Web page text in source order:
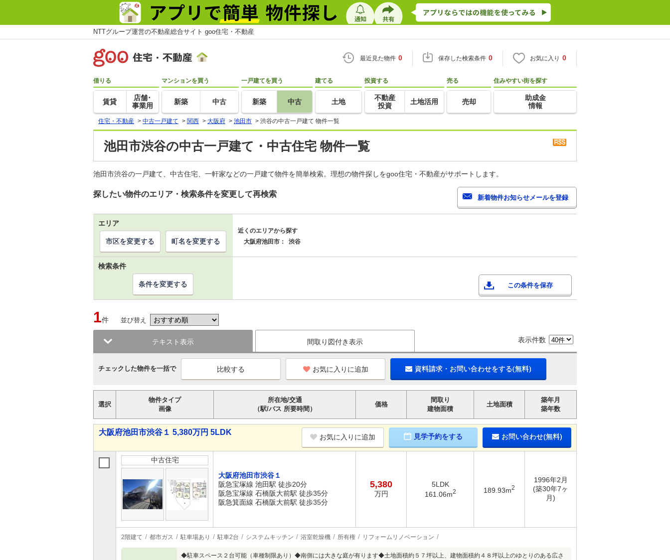
NTTグループ運営の不動産総合サイト goo住宅・不動産
最近見た物件 0 保存した検索条件 0 お気に入り 0
借りる
賃貸
店舗･
事業用
マンションを買う
新築 中古
一戸建てを買う
新築 中古
建てる
土地
投資する
不動産
投資
土地活用
売る
売却
住みやすい街を探す
助成金
情報
住宅・不動産 > 中古一戸建て > 関西 > 大阪府 > 池田市 > 渋谷の中古一戸建て 物件一覧
池田市渋谷の中古一戸建て・中古住宅 物件一覧
池田市渋谷の一戸建て、中古住宅、一軒家などの一戸建て物件を簡単検索。理想の物件探しをgoo住宅・不動産がサポートします。
探したい物件のエリア・検索条件を変更して再検索
エリア
近くのエリアから探す
大阪府池田市：
渋谷
市区を変更する 町名を変更する
検索条件
この条件を保存
条件を変更する
1件 並び替え
テキスト表示 間取り図付き表示 表示件数
チェックした物件を一括で お気に入りに追加 資料請求・お問い合わせをする(無料)
選択
物件タイプ
画像
所在地/交通
（駅/バス 所要時間）
価格
間取り
建物面積
土地面積
築年月
築年数
大阪府池田市渋谷１ 5,380万円 5LDK
お気に入りに追加 見学予約をする お問い合わせ(無料)
中古住宅
大阪府池田市渋谷１
阪急宝塚線 池田駅 徒歩20分
阪急宝塚線 石橋阪大前駅 徒歩35分
阪急箕面線 石橋阪大前駅 徒歩35分
5,380
万円
5LDK
161.06m2 189.93m2
1996年2月
(築30年7ヶ
月)
2階建て 都市ガス 駐車場あり 駐車2台 システムキッチン 浴室乾燥機 所有権 リフォームリノベーション
◆駐車スペース２台可能（車種制限あり）◆南側には大きな庭が有ります◆土地面積約５７坪以上、建物面積約４８坪以上のゆとりのある広さ